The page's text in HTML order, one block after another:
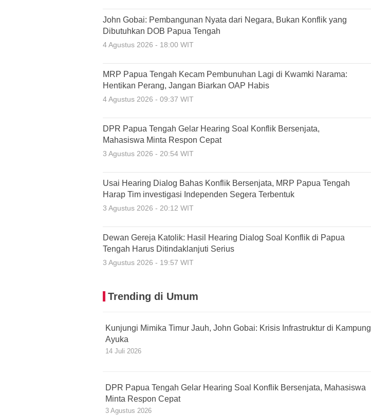
John Gobai: Pembangunan Nyata dari Negara, Bukan Konflik yang
Dibutuhkan DOB Papua Tengah
4 Agustus 2026 - 18:00 WIT
MRP Papua Tengah Kecam Pembunuhan Lagi di Kwamki Narama:
Hentikan Perang, Jangan Biarkan OAP Habis
4 Agustus 2026 - 09:37 WIT
DPR Papua Tengah Gelar Hearing Soal Konflik Bersenjata,
Mahasiswa Minta Respon Cepat
3 Agustus 2026 - 20:54 WIT
Usai Hearing Dialog Bahas Konflik Bersenjata, MRP Papua Tengah
Harap Tim investigasi Independen Segera Terbentuk
3 Agustus 2026 - 20:12 WIT
Dewan Gereja Katolik: Hasil Hearing Dialog Soal Konflik di Papua
Tengah Harus Ditindaklanjuti Serius
3 Agustus 2026 - 19:57 WIT
Trending di Umum
Kunjungi Mimika Timur Jauh, John Gobai: Krisis Infrastruktur di Kampung
Ayuka
14 Juli 2026
DPR Papua Tengah Gelar Hearing Soal Konflik Bersenjata, Mahasiswa
Minta Respon Cepat
3 Agustus 2026